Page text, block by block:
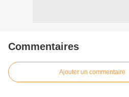
Commentaires
Ajouter un commentaire